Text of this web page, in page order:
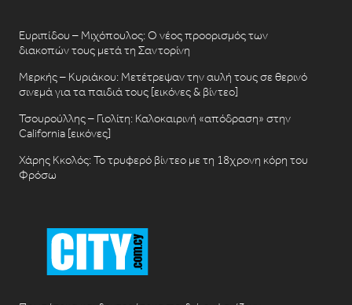
Ευριπίδου – Μιχόπουλος: Ο νέος προορισμός των
διακοπών τους μετά τη Σαντορίνη
Μερκής – Κυριάκου: Μετέτρεψαν την αυλή τους σε θερινό
σινεμά για τα παιδιά τους [εικόνες & βίντεο]
Τσουρούλλης – Γιολίτη: Καλοκαιρινή «απόδραση» στην
California [εικόνες]
Χάρης Κκολός: Το τρυφερό βίντεο με τη 18χρονη κόρη του
Φρόσω